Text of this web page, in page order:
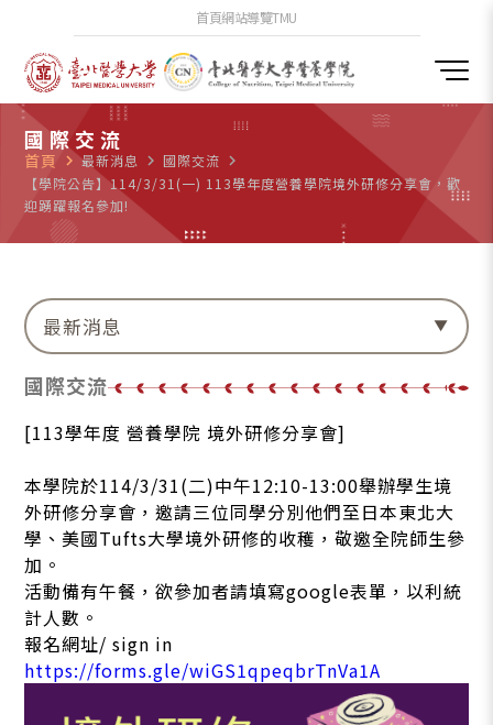
首頁網站導覽TMU
國際交流
首頁 navigate_next最新消息 navigate_next 國際交流 navigate_next
【學院公告】114/3/31(一) 113學年度營養學院境外研修分享會，歡
迎踴躍報名參加!
最新消息
國際交流
[113學年度 營養學院 境外研修分享會]
本學院於114/3/31(二)中午12:10-13:00舉辦學生境
外研修分享會，邀請三位同學分別他們至日本東北大
學、美國Tufts大學境外研修的收穫，敬邀全院師生參
加。
活動備有午餐，欲參加者請填寫google表單，以利統
計人數。
報名網址/ sign in
https://forms.gle/wiGS1qpeqbrTnVa1A